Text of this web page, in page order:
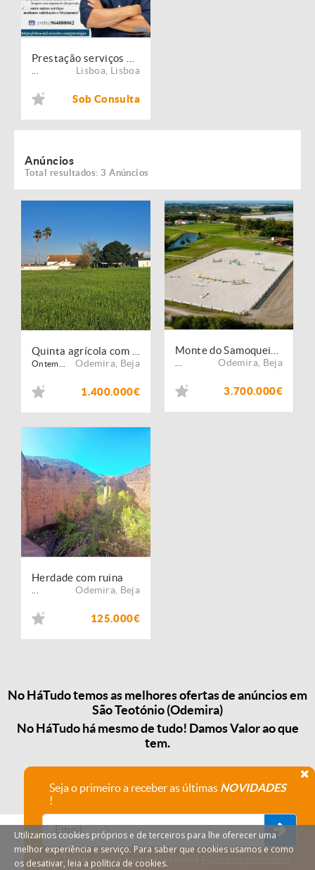
Lisboa Lisboa
Sob Consulta
Anúncios
Total resultados: 3 Anúncios
Ontem... Odemira, Beja
1.400.000€
Odemira, Beja
3.700.000€
Herdade com ruina
Odemira, Beja
125.000€
No HáTudo temos as melhores ofertas de anúncios em
São Teotónio (Odemira)
No HáTudo há mesmo de tudo! Damos Valor ao que
tem.
Seja o primeiro a receber as últimas NOVIDADES
!
Declaro que compreendi e aceito a Política de privacidade
Utilizamos cookies próprios e de terceiros para lhe oferecer uma
melhor experiência e serviço. Para saber que cookies usamos e como
os desativar, leia a política de cookies.